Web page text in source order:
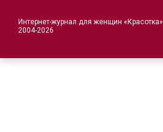
Интернет-журнал для женщин «Красотка»
2004-2026